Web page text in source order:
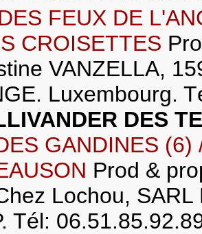
FEUX DE
CROISETTES
VANZELLA,
Luxembourg.
DES
GANDINES
Prod &
Lochou,
Tél: